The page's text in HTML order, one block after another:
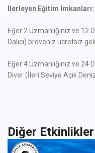
İlerleyen Eğitim İmkanları:
Eğer 2 Uzmanlığınız ve 12
Dalıcı) bröveniz ücretsiz
Eğer 4 Uzmanlığınız ve 24
Diver (İleri Seviye Açık
Diğer Etkinlikler